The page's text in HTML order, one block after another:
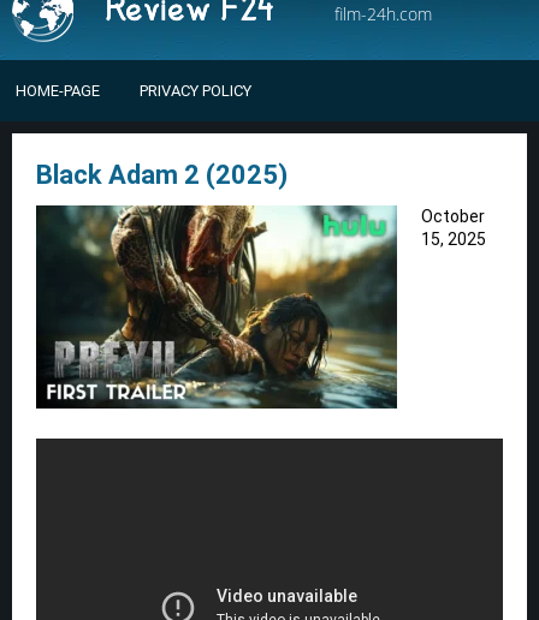
film-24h.com
HOME-PAGE PRIVACY POLICY
Black Adam 2 (2025)
October
15, 2025